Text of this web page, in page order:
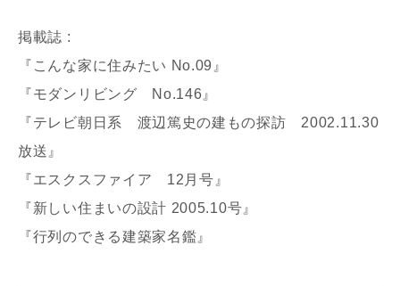
掲載誌 :
『こんな家に住みたい No.09』
『モダンリビング No.146』
『テレビ朝日系 渡辺篤史の建もの探訪 2002.11.30
放送』
『エスクスファイア 12月号』
『新しい住まいの設計 2005.10号』
『行列のできる建築家名鑑』